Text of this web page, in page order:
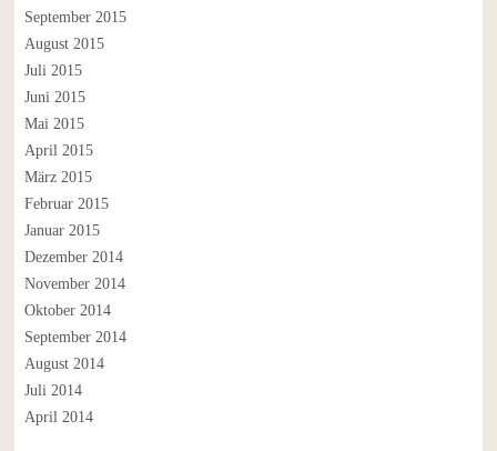
September 2015
August 2015
Juli 2015
Juni 2015
Mai 2015
April 2015
März 2015
Februar 2015
Januar 2015
Dezember 2014
November 2014
Oktober 2014
September 2014
August 2014
Juli 2014
April 2014